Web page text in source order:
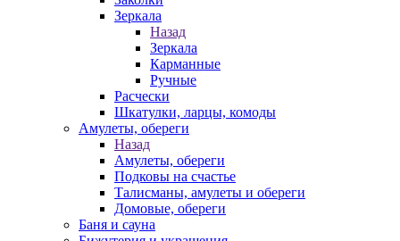
Зеркала
Назад
Зеркала
Карманные
Ручные
Расчески
Шкатулки, ларцы, комоды
Амулеты, обереги
Назад
Амулеты, обереги
Подковы на счастье
Талисманы, амулеты и обереги
Домовые, обереги
Баня и сауна